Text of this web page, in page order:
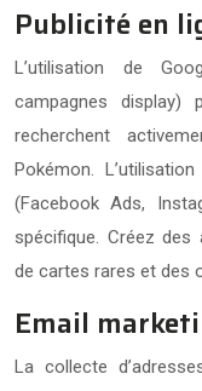
Publicité en
L’utilisation de
campagnes display)
recherchent
Pokémon.
(Facebook Ads,
spécifique. Créez
de cartes rares et des
Email
La collecte